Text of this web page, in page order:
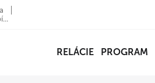
RELÁCIE PROGRAM